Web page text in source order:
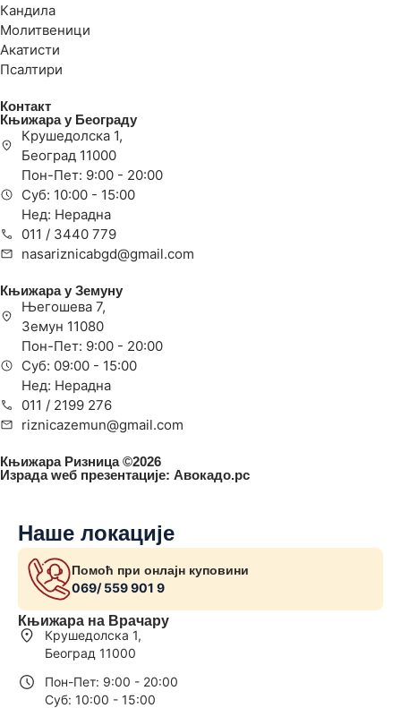
Кандила
Молитвеници
Акатисти
Псалтири
Контакт
Књижара у Београду
Крушедолска 1,
Београд 11000
Пон-Пет: 9:00 - 20:00
Суб: 10:00 - 15:00
Нед: Нерадна
011 / 3440 779
nasariznicabgd@gmail.com
Књижара у Земуну
Његошева 7,
Земун 11080
Пон-Пет: 9:00 - 20:00
Суб: 09:00 - 15:00
Нед: Нерадна
011 / 2199 276
riznicazemun@gmail.com
Књижара Ризница ©️2026
Израда wеб презентације: Авокадо.рс
Наше локације
Помоћ при онлајн куповини
069/ 559 901 9
Књижара на Врачару
Крушедолска 1,
Београд 11000
Пон-Пет: 9:00 - 20:00
Суб: 10:00 - 15:00